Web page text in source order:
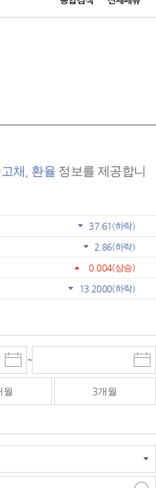
다.
채, 환율 정보를 제공합니
37.61 (하락)
2.86(하락)
0.004(상승)
13.2000(하락)
시
~
종
료
선
월 3개월